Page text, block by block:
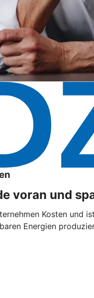
voran und
Kosten und
Energien